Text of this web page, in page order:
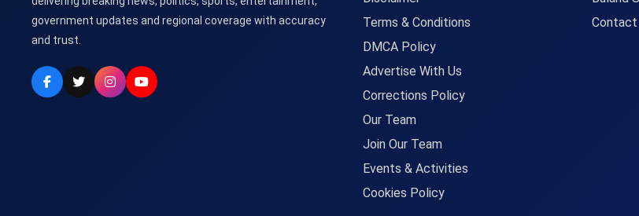
government updates and regional coverage with accuracy
and trust.
Terms & Conditions
DMCA Policy
Advertise With Us
Corrections Policy
Our Team
Join Our Team
Events & Activities
Cookies Policy
Contact